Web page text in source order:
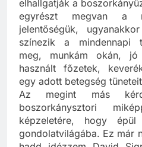
elhallgatják a
egyrészt megvan a
jelentőségük,
színezik a mindennapi
meg, munkám okán,
használt főzetek,
egy adott betegség
Az megint más
boszorkánysztori
képzeletére, hogy
gondolatvilágába. Ez már